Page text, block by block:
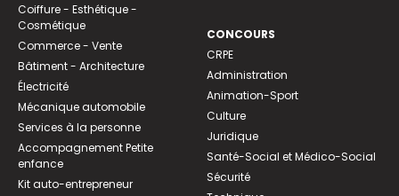
Coiffure - Esthétique -
Cosmétique
Commerce - Vente
Bâtiment - Architecture
Électricité
Mécanique automobile
Services à la personne
Accompagnement Petite
enfance
Kit auto-entrepreneur
CONCOURS
CRPE
Administration
Animation-Sport
Culture
Juridique
Santé-Social et Médico-Social
Sécurité